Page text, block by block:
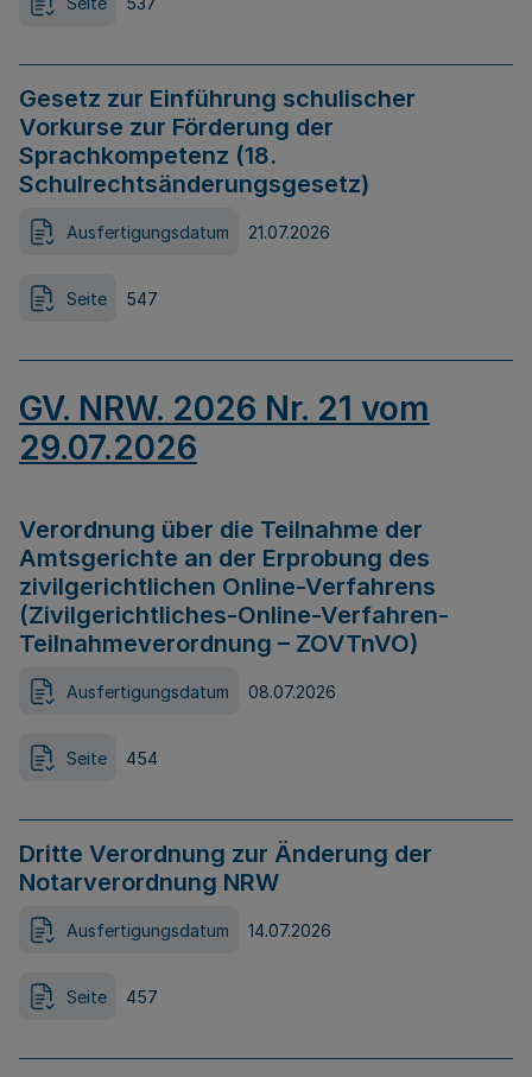
Gesetz zur Einführung schulischer
Vorkurse zur Förderung der
Sprachkompetenz (18.
Schulrechtsänderungsgesetz)
Ausfertigungsdatum 21.07.2026
Seite 547
GV. NRW. 2026 Nr. 21 vom
29.07.2026
Verordnung über die Teilnahme der
Amtsgerichte an der Erprobung des
zivilgerichtlichen Online-Verfahrens
(Zivilgerichtliches-Online-Verfahren-
Teilnahmeverordnung – ZOVTnVO)
Ausfertigungsdatum 08.07.2026
Seite 454
Dritte Verordnung zur Änderung der
Notarverordnung NRW
Ausfertigungsdatum 14.07.2026
Seite 457